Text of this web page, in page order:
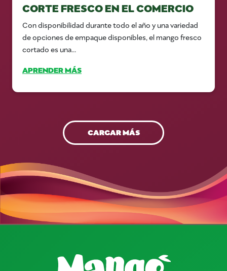
CORTE FRESCO EN EL COMERCIO
Con disponibilidad durante todo el año y una variedad
de opciones de empaque disponibles, el mango fresco
cortado es una...
APRENDER MÁS
CARGAR MÁS